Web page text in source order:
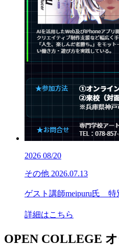
2026 08/20
その他 2026.07.13
ゲスト講師meipuru氏 特
詳細はこちら
OPEN COLLEGE